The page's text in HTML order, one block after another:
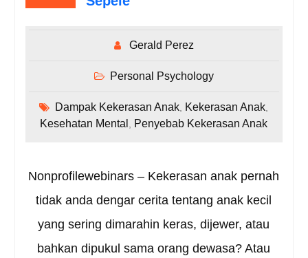
Gerald Perez
Personal Psychology
Dampak Kekerasan Anak Kekerasan Anak
Kesehatan Mental Penyebab Kekerasan Anak
Nonprofilewebinars – Kekerasan anak pernah
tidak anda dengar cerita tentang anak kecil
yang sering dimarahin keras, dijewer, atau
bahkan dipukul sama orang dewasa? Atau